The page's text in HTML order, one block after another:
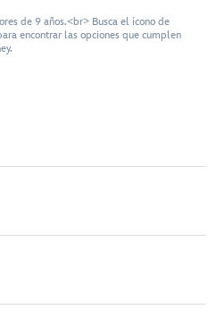
de 9 años.<br> Busca el ícono de
encontrar las opciones que cumplen